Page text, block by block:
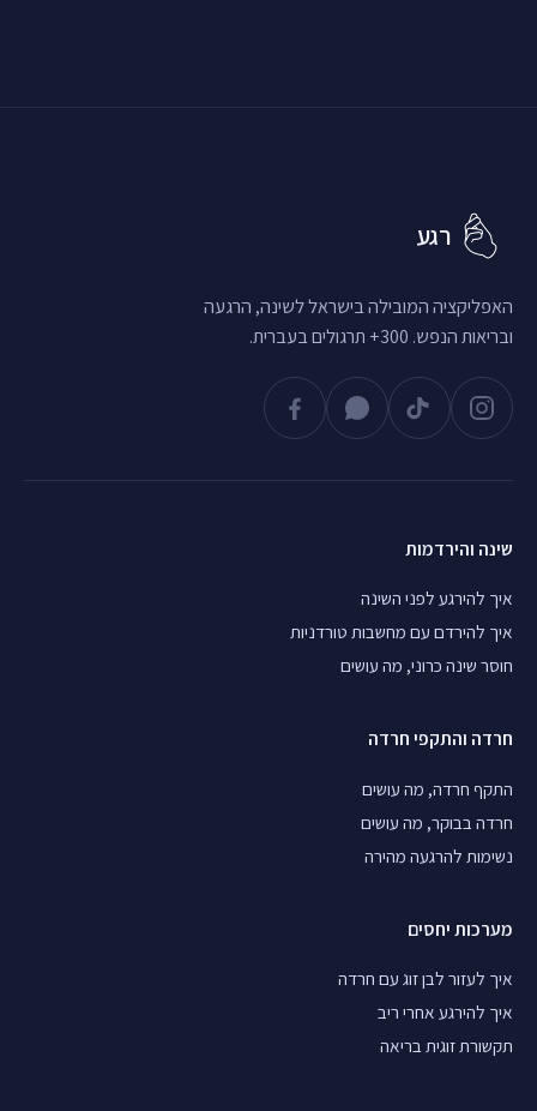
רגע
האפליקציה המובילה בישראל לשינה, הרגעה
ובריאות הנפש. 300+ תרגולים בעברית.
שינה והירדמות
איך להירגע לפני השינה
איך להירדם עם מחשבות טורדניות
חוסר שינה כרוני, מה עושים
חרדה והתקפי חרדה
התקף חרדה, מה עושים
חרדה בבוקר, מה עושים
נשימות להרגעה מהירה
מערכות יחסים
איך לעזור לבן זוג עם חרדה
איך להירגע אחרי ריב
תקשורת זוגית בריאה